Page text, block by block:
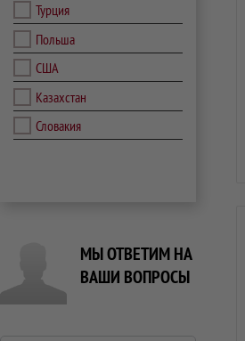
Турция
Польша
США
Казахстан
Словакия
МЫ ОТВЕТИМ НА
ВАШИ ВОПРОСЫ